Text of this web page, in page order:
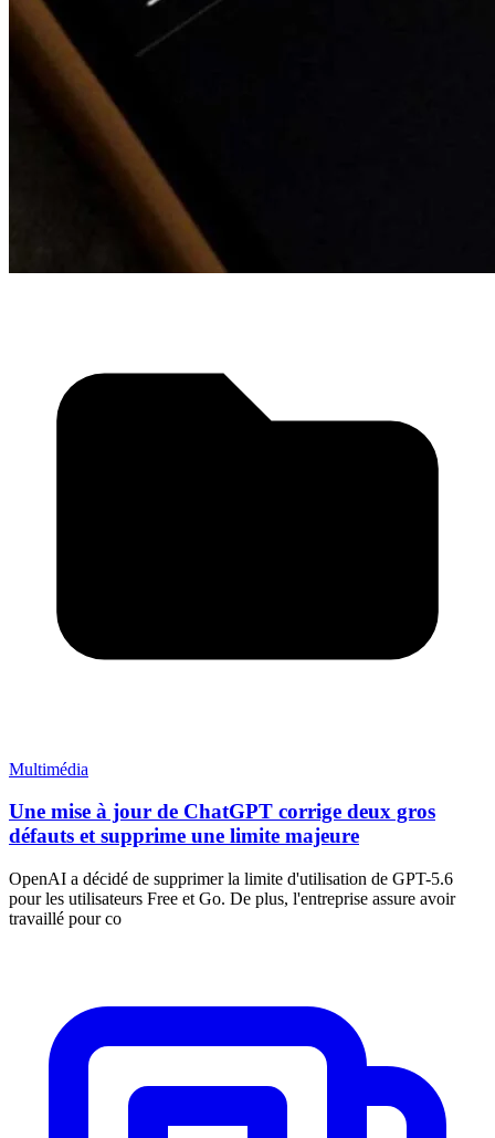
Multimédia
Une mise à jour de ChatGPT corrige deux gros
défauts et supprime une limite majeure
OpenAI a décidé de supprimer la limite d'utilisation de GPT-5.6
pour les utilisateurs Free et Go. De plus, l'entreprise assure avoir
travaillé pour co